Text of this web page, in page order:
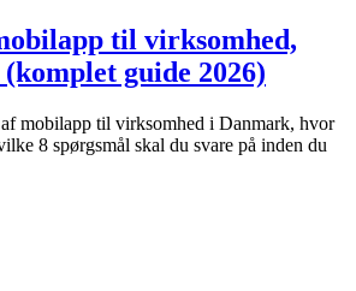
til virksomhed,
guide 2026)
mobilapp til virksomhed i Danmark, hvor
8 spørgsmål skal du svare på inden du